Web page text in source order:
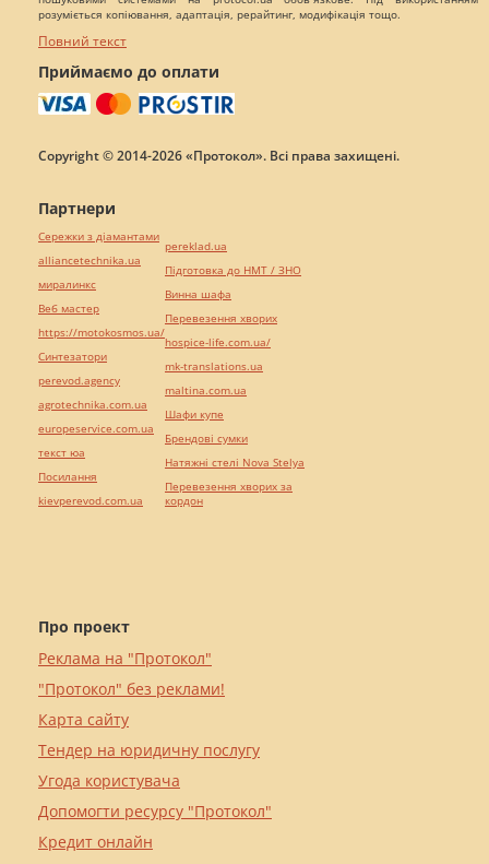
розуміється копіювання, адаптація, рерайтинг, модифікація тощо.
Повний текст
Приймаємо до оплати
Copyright © 2014-2026 «Протокол». Всі права захищені.
Про проект
Реклама на "Протокол"
"Протокол" без реклами!
Карта сайту
Тендер на юридичну послугу
Угода користувача
Допомогти ресурсу "Протокол"
Кредит онлайн
Партнери
Сережки з діамантами
alliancetechnika.ua
миралинкс
Веб мастер
https://motokosmos.ua/
Синтезатори
perevod.agency
agrotechnika.com.ua
europeservice.com.ua
текст юа
Посилання
kievperevod.com.ua
pereklad.ua
Підготовка до НМТ / ЗНО
Винна шафа
Перевезення хворих
hospice-life.com.ua/
mk-translations.ua
maltina.com.ua
Шафи купе
Брендові сумки
Натяжні стелі Nova Stelya
Перевезення хворих за
кордон